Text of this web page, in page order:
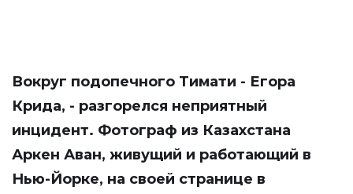
Вокруг подопечного Тимати - Егора
Крида, - разгорелся неприятный
инцидент. Фотограф из Казахстана
Аркен Аван, живущий и работающий в
Нью-Йорке, на своей странице в